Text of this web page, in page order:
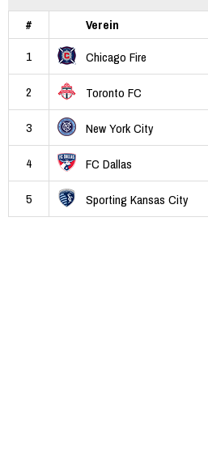
# Verein
1
Chicago Fire
2 Toronto FC
3 New York City
4 FC Dallas
5 Sporting Kansas City